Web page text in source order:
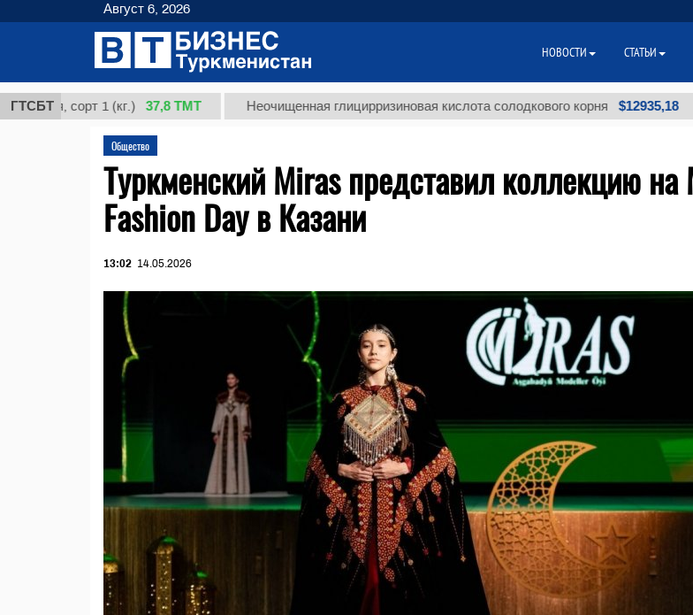
ГТСБТ
сорт 1 (кг.) 37,8 ТМТ Неочищенная глицирризиновая кислота солодкового корня $12935,18
Общество
Туркменский Miras представил коллекцию на
Fashion Day в Казани
13:02 14.05.2026
Август 6, 2026
НОВОСТИ СТАТЬИ